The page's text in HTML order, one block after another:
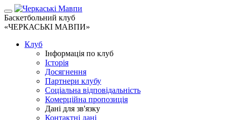
Баскетбольний клуб
«ЧЕРКАСЬКІ МАВПИ»
Клуб
Інформація по клуб
Історія
Досягнення
Партнери клубу
Соціальна відповідальність
Комерційна пропозиція
Дані для зв'язку
Контактні дані